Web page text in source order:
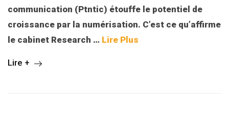
communication (Ptntic) étouffe le potentiel de
croissance par la numérisation. C’est ce qu’affirme
le cabinet Research … Lire Plus
Lire +